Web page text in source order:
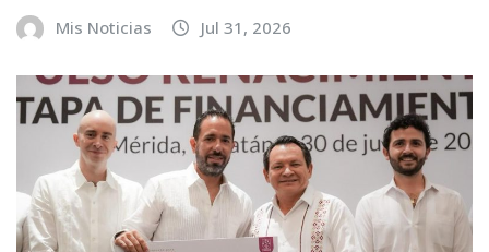
Mis Noticias Jul 31, 2026